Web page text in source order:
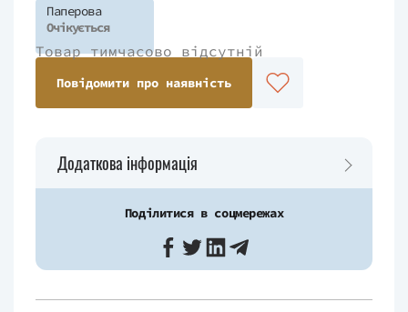
Паперова
Очікується
Товар тимчасово відсутній
Повідомити про наявність
Додаткова інформація
Поділитися в соцмережах